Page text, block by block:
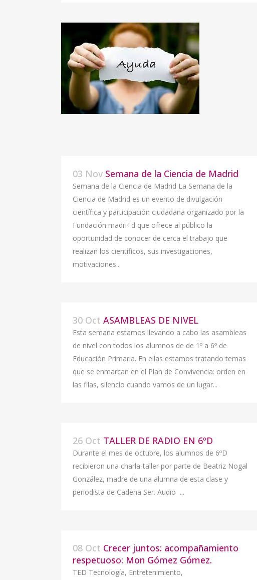
03 Nov Semana de la Ciencia de Madrid
Semana de la Ciencia de Madrid La Semana de la
Ciencia de Madrid es un evento de divulgación
científica y participación ciudadana organizado por la
Fundación madri+d que ofrece al público la
oportunidad de conocer de cerca el trabajo que
realizan los científicos, sus investigaciones,
motivaciones...
30 Oct ASAMBLEAS DE NIVEL
Esta semana estamos llevando a cabo las asambleas
de nivel con todos los alumnos de de 1º a 6º de
Educación Primaria. En ellas estamos tratando temas
que se enmarcan en el Plan de Convivencia: orden en
las filas, silencio cuando vamos de un lugar...
26 Oct TALLER DE RADIO EN 6ºD
Durante el mes de octubre, los alumnos de 6ºD
recibieron una charla-taller por parte de Beatriz Nogal
González, madre de una alumna de esta clase y
periodista de Cadena Ser. Audio ...
08 Oct Crecer juntos: acompañamiento
respetuoso: Mon Gómez Gómez.
TED Tecnología, Entretenimiento,